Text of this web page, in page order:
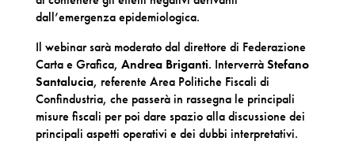
dall’emergenza epidemiologica.
Il webinar sarà moderato dal direttore di Federazione
Carta e Grafica, Andrea Briganti. InterverràStefano
Santalucia, referente Area Politiche Fiscali di
Confindustria, che passerà in rassegna le principali
misure fiscali per poi dare spazio alla discussione dei
principali aspetti operativi e dei dubbi interpretativi.